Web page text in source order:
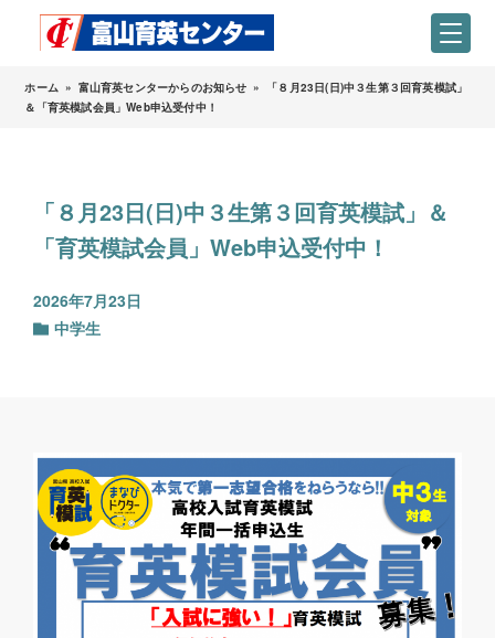
ホーム » 富山育英センターからのお知らせ »
「８月23日(日)中３生第３回育英模試」
＆「育英模試会員」Web申込受付中！
「８月23日(日)中３生第３回育英模試」＆
「育英模試会員」Web申込受付中！
2026年7月23日
中学生